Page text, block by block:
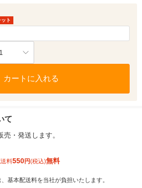
ト
1
カートに入れる
て
売・発送します。
料550円(税込)無料
基本配送料を当社が負担いたします。